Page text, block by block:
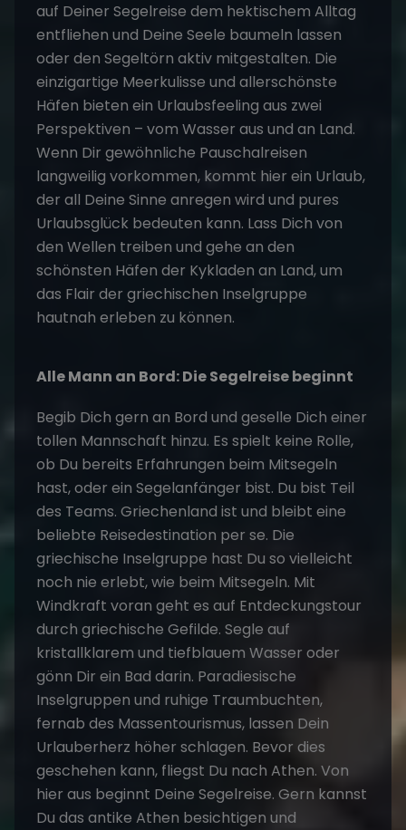
auf Deiner Segelreise dem hektischem Alltag
entfliehen und Deine Seele baumeln lassen
oder den Segeltörn aktiv mitgestalten. Die
einzigartige Meerkulisse und allerschönste
Häfen bieten ein Urlaubsfeeling aus zwei
Perspektiven – vom Wasser aus und an Land.
Wenn Dir gewöhnliche Pauschalreisen
langweilig vorkommen, kommt hier ein Urlaub,
der all Deine Sinne anregen wird und pures
Urlaubsglück bedeuten kann. Lass Dich von
den Wellen treiben und gehe an den
schönsten Häfen der Kykladen an Land, um
das Flair der griechischen Inselgruppe
hautnah erleben zu können.
Alle Mann an Bord: Die Segelreise beginnt
Begib Dich gern an Bord und geselle Dich einer
tollen Mannschaft hinzu. Es spielt keine Rolle,
ob Du bereits Erfahrungen beim Mitsegeln
hast, oder ein Segelanfänger bist. Du bist Teil
des Teams. Griechenland ist und bleibt eine
beliebte Reisedestination per se. Die
griechische Inselgruppe hast Du so vielleicht
noch nie erlebt, wie beim Mitsegeln. Mit
Windkraft voran geht es auf Entdeckungstour
durch griechische Gefilde. Segle auf
kristallklarem und tiefblauem Wasser oder
gönn Dir ein Bad darin. Paradiesische
Inselgruppen und ruhige Traumbuchten,
fernab des Massentourismus, lassen Dein
Urlauberherz höher schlagen. Bevor dies
geschehen kann, fliegst Du nach Athen. Von
hier aus beginnt Deine Segelreise. Gern kannst
Du das antike Athen besichtigen und